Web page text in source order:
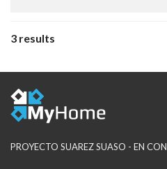
3 results
PROYECTO SUAREZ SUASO - EN